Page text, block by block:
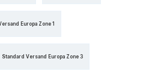
Europa Zone 1
Standard Versand Europa Zone 3